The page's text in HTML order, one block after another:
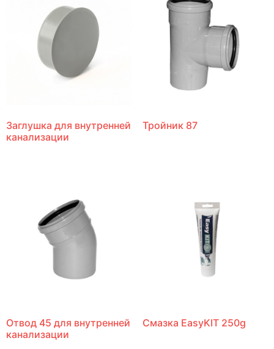
Заглушка для внутренней
канализации
Тройник 87
Отвод 45 для внутренней
канализации
Смазка EasyKIT 250g